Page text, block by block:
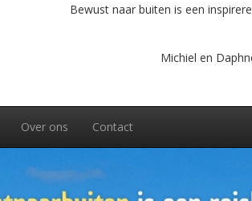
Bewust naar buiten is een
Michiel en
Over ons Contact